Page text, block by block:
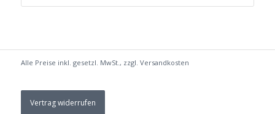
Alle Preise inkl. gesetzl. MwSt., zzgl. Versandkosten
Vertrag widerrufen